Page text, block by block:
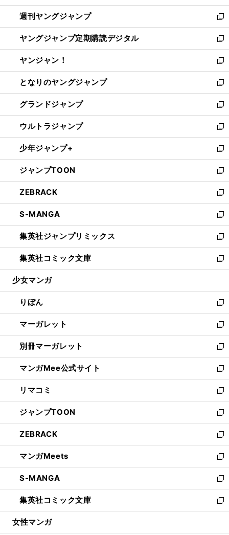
開
く
ウ
で
開
く
ン
ド
ウ
で
開
く
ウ
ィ
ン
ド
ウ
で
開
く
週刊ヤングジャンプ
新
し
い
ウ
ィ
ン
ド
ウ
で
開
く
ヤングジャンプ定期購読デジタル
新
し
い
ウ
ィ
ン
ド
ウ
で
開
く
ヤンジャン！
新
し
い
ウ
ィ
ン
ド
ウ
で
開
く
となりのヤングジャンプ
新
し
い
ウ
ィ
ン
ド
ウ
で
開
く
グランドジャンプ
新
し
い
ウ
ィ
ン
ド
ウ
で
開
く
ウルトラジャンプ
新
し
い
ウ
ィ
ン
ド
ウ
で
開
く
少年ジャンプ+
新
し
い
ウ
ィ
ン
ド
ウ
で
開
く
ジャンプTOON
新
し
い
ウ
ィ
ン
ド
ウ
で
開
ZEBRACK
新
し
い
ウ
ィ
ン
ド
ウ
開
く
S-MANGA
新
し
い
ウ
ィ
ン
ウ
で
開
く
集英社ジャンプリミックス
新
し
い
ウ
ン
ド
ウ
で
開
く
集英社コミック文庫
新
し
ウ
ィ
ン
ド
ウ
で
開
く
少女マンガ
りぼん
新
し
い
ウ
ィ
ン
ド
ウ
で
開
く
マーガレット
新
し
い
ウ
ィ
ン
ド
ウ
で
開
く
別冊マーガレット
新
し
い
ウ
ィ
ン
ド
ウ
で
開
く
マンガMee公式サイト
新
し
い
ウ
ィ
ン
ド
ウ
で
開
く
リマコミ
新
し
い
ウ
ィ
ン
ド
ウ
で
開
く
ジャンプTOON
新
し
い
ウ
ィ
ン
ド
ウ
で
開
ZEBRACK
新
し
い
ウ
ィ
ン
ド
ウ
開
マンガMeets
新
し
い
ウ
ィ
ン
S-MANGA
新
し
い
ウ
集英社コミック文庫
新
し
女性マンガ